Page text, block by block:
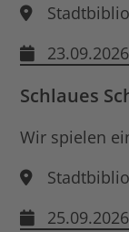
Schlaues
Wir spielen